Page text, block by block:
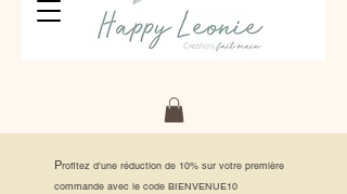
Profitez d'une réduction de 10% sur votre première
commande avec le code BIENVENUE10